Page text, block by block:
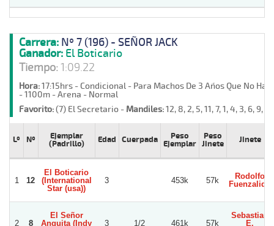
Carrera: Nº 7 (196) - SEÑOR JACK
Ganador: El Boticario
Tiempo:1:09.22
Hora:17:15hrs - Condicional - Para Machos De 3 Años Que No
- 1100m - Arena - Normal
Favorito:(7) El Secretario - Mandiles:12, 8, 2, 5, 11, 7, 1, 4, 3, 6, 9,
Lº Nº
Ejemplar
(Padrillo)
Edad Cuerpada
Peso
Ejemplar
Peso
Jinete
Jinete
1 12
El Boticario
(International
Star (usa))
3 453k 57k
Rodolfo
Fuenzalida
2 8
El Señor
Anguita (Indy
3 1/2 461k 57k
Sebastian
E.